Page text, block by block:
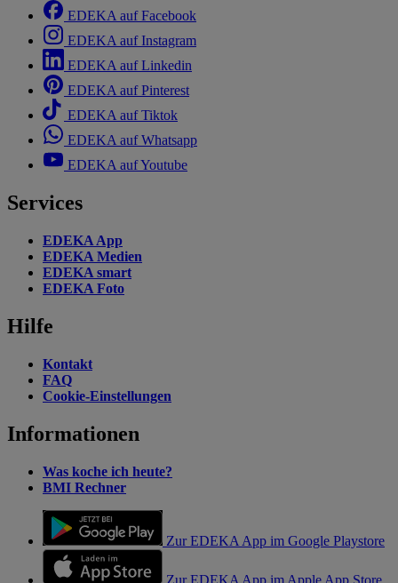
EDEKA auf Facebook
EDEKA auf Instagram
EDEKA auf Linkedin
EDEKA auf Pinterest
EDEKA auf Tiktok
EDEKA auf Whatsapp
EDEKA auf Youtube
Services
EDEKA App
EDEKA Medien
EDEKA smart
EDEKA Foto
Hilfe
Kontakt
FAQ
Cookie-Einstellungen
Informationen
Was koche ich heute?
BMI Rechner
Zur EDEKA App im Google Playstore
Zur EDEKA App im Apple App Store